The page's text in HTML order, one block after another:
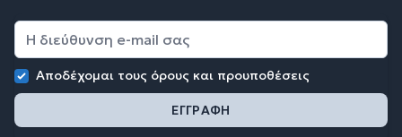
Αποδέχομαι τους όρους και προυποθέσεις